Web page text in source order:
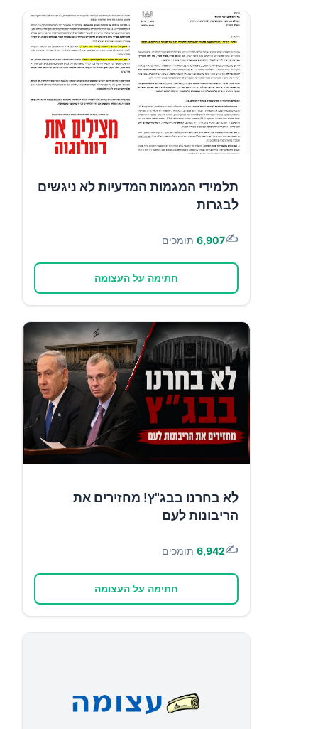
תלמידי המגמות המדעיות לא ניגשים
לבגרות
✍️
6,907 תומכים
חתימה על העצומה
לא בחרנו בבג"ץ! מחזירים את
הריבונות לעם
✍️
6,942 תומכים
חתימה על העצומה